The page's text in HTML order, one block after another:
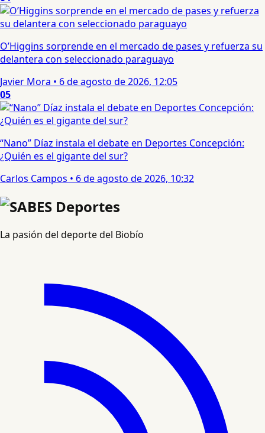
O’Higgins sorprende en el mercado de pases y refuerza su
delantera con seleccionado paraguayo
Javier Mora • 6 de agosto de 2026, 12:05
05
“Nano” Díaz instala el debate en Deportes Concepción:
¿Quién es el gigante del sur?
Carlos Campos • 6 de agosto de 2026, 10:32
La pasión del deporte del Biobío